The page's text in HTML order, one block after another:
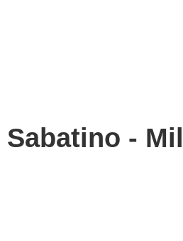
Sabatino -